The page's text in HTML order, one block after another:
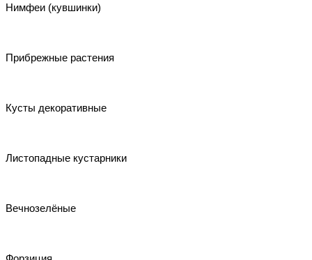
Нимфеи (кувшинки)
Прибрежные растения
Кусты декоративные
Листопадные кустарники
Вечнозелёные